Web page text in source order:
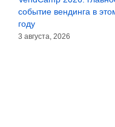
событие вендинга в этом
году
3 августа, 2026